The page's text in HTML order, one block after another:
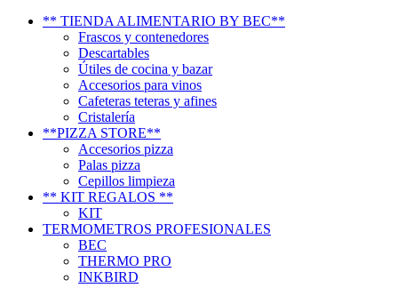
** TIENDA ALIMENTARIO BY BEC**
Frascos y contenedores
Descartables
Útiles de cocina y bazar
Accesorios para vinos
Cafeteras teteras y afines
Cristalería
**PIZZA STORE**
Accesorios pizza
Palas pizza
Cepillos limpieza
** KIT REGALOS **
KIT
TERMOMETROS PROFESIONALES
BEC
THERMO PRO
INKBIRD